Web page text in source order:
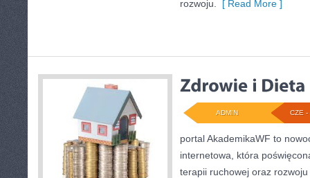
rozwoju. [ Read More ]
CZE -
ADMIN
portal AkademikaWF to
internetowa, która
terapii ruchowej oraz rozwoju